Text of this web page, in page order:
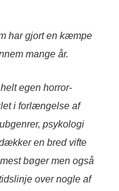
har gjort en kæmpe
mange år.
egen horror-
i forlængelse af
psykologi
en bred vifte
bøger men også
over nogle af